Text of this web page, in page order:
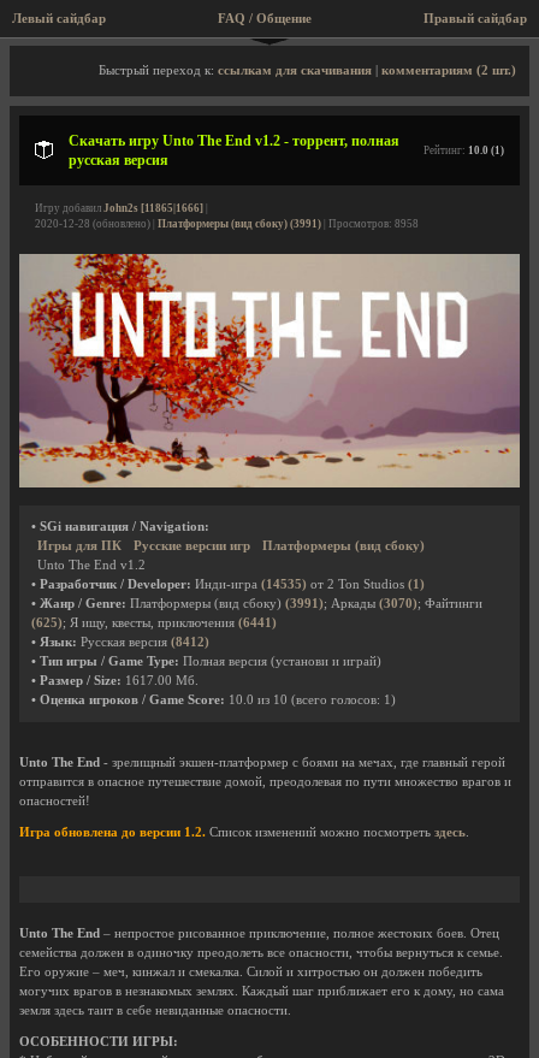
Левый сайдбар Правый сайдбар
FAQ / Общение
Описание игры, торрент, скриншоты, видео
Быстрый переход к: ссылкам для скачивания комментариям (2 шт.)
Скачать игру Unto The End v1.2 - торрент, полная
русская версия
Рейтинг: 10.0 (1)
Игру добавил John2s [11865|1666]
2020-12-28 (обновлено) | Платформеры (вид сбоку) (3991) | Просмотров: 8958
• SGi навигация / Navigation:
Игры для ПК
Русские версии игр
Платформеры (вид сбоку)
Unto The End v1.2
• Разработчик / Developer: Инди-игра (14535) от 2 Ton Studios (1)
• Жанр / Genre: Платформеры (вид сбоку) (3991); Аркады (3070); Файтинги
(625); Я ищу, квесты, приключения (6441)
• Язык: Русская версия (8412)
• Тип игры / Game Type: Полная версия (установи и играй)
• Размер / Size: 1617.00 Мб.
• Оценка игроков / Game Score: 10.0 из 10 (всего голосов: 1)
Unto The End - зрелищный экшен-платформер с боями на мечах, где главный герой
отправится в опасное путешествие домой, преодолевая по пути множество врагов и
опасностей!
Игра обновлена до версии 1.2. Список изменений можно посмотреть здесь.
Unto The End – непростое рисованное приключение, полное жестоких боев. Отец
семейства должен в одиночку преодолеть все опасности, чтобы вернуться к семье.
Его оружие – меч, кинжал и смекалка. Силой и хитростью он должен победить
могучих врагов в незнакомых землях. Каждый шаг приближает его к дому, но сама
земля здесь таит в себе невиданные опасности.
ОСОБЕННОСТИ ИГРЫ: